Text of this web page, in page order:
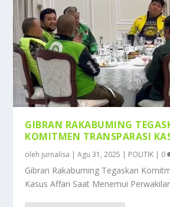
GIBRAN RAKABUMING
KOMITMEN TRANSPARASI
oleh jurnalisa |Agu 31, 2025 | POLITIK | 0
Gibran Rakabuming Tegaskan
Kasus Affan Saat Menemui